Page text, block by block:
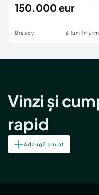
teren,deschidere Pia
150.000 eur
Brasov 6 luni în
Vinzi și
rapid
Adaugă anunț